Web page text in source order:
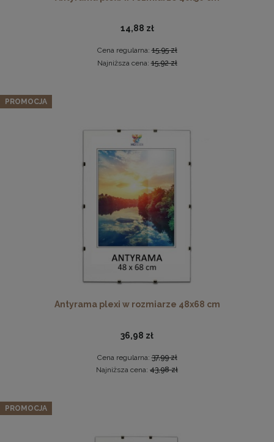
38,98 zł
DO KOSZYKA
Zestaw 3 szt. ramek na zdjęcia 30 x 45 cm żółtych, z
144,39 zł
Cena regularna:151,99 zł
Najniższa cena:
DO KOSZYKA
Zestaw 3 szt. ramek na zdjęcia 35 x 50 cm brązowych, z
148,19 zł
14,88 zł
Cena regularna:15,95 zł
Najniższa cena:15,92 zł
Antyrama plexi w rozmiarze 48x68 cm
36,98 zł
Cena regularna:37,99 zł
Najniższa cena: 43,98 zł
PROMOCJA
PROMOCJA